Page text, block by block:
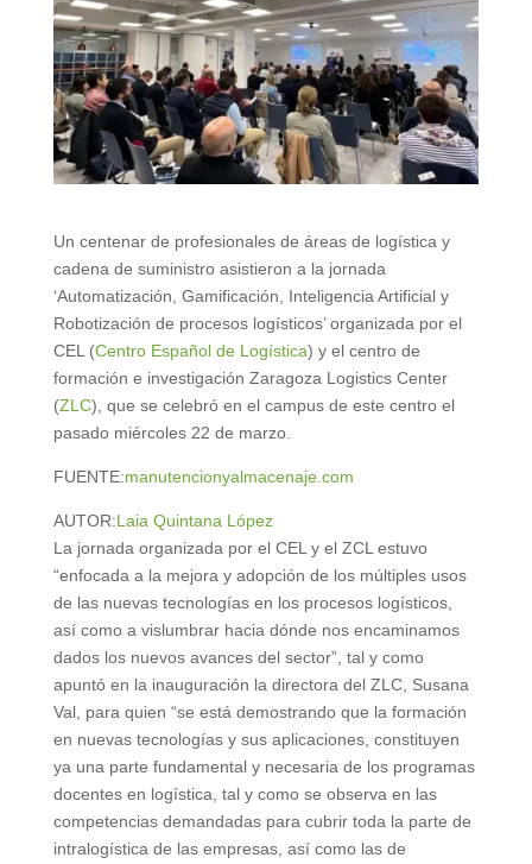
Un centenar de profesionales de áreas de logística y
cadena de suministro asistieron a la jornada
‘Automatización, Gamificación, Inteligencia Artificial y
Robotización de procesos logísticos’ organizada por el
CEL (Centro Español de Logística) y el centro de
formación e investigación Zaragoza Logistics Center
(ZLC), que se celebró en el campus de este centro el
pasado miércoles 22 de marzo.
FUENTE:manutencionyalmacenaje.com
AUTOR:Laia Quintana López
La jornada organizada por el CEL y el ZCL estuvo
“enfocada a la mejora y adopción de los múltiples usos
de las nuevas tecnologías en los procesos logísticos,
así como a vislumbrar hacia dónde nos encaminamos
dados los nuevos avances del sector”, tal y como
apuntó en la inauguración la directora del ZLC, Susana
Val, para quien “se está demostrando que la formación
en nuevas tecnologías y sus aplicaciones, constituyen
ya una parte fundamental y necesaria de los programas
docentes en logística, tal y como se observa en las
competencias demandadas para cubrir toda la parte de
intralogística de las empresas, así como las de